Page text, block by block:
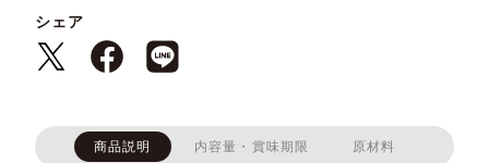
シェア
商品説明 内容量・賞味期限 原材料